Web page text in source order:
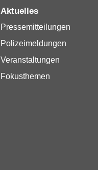
Aktuelles
Pressemitteilungen
Polizeimeldungen
Veranstaltungen
Fokusthemen